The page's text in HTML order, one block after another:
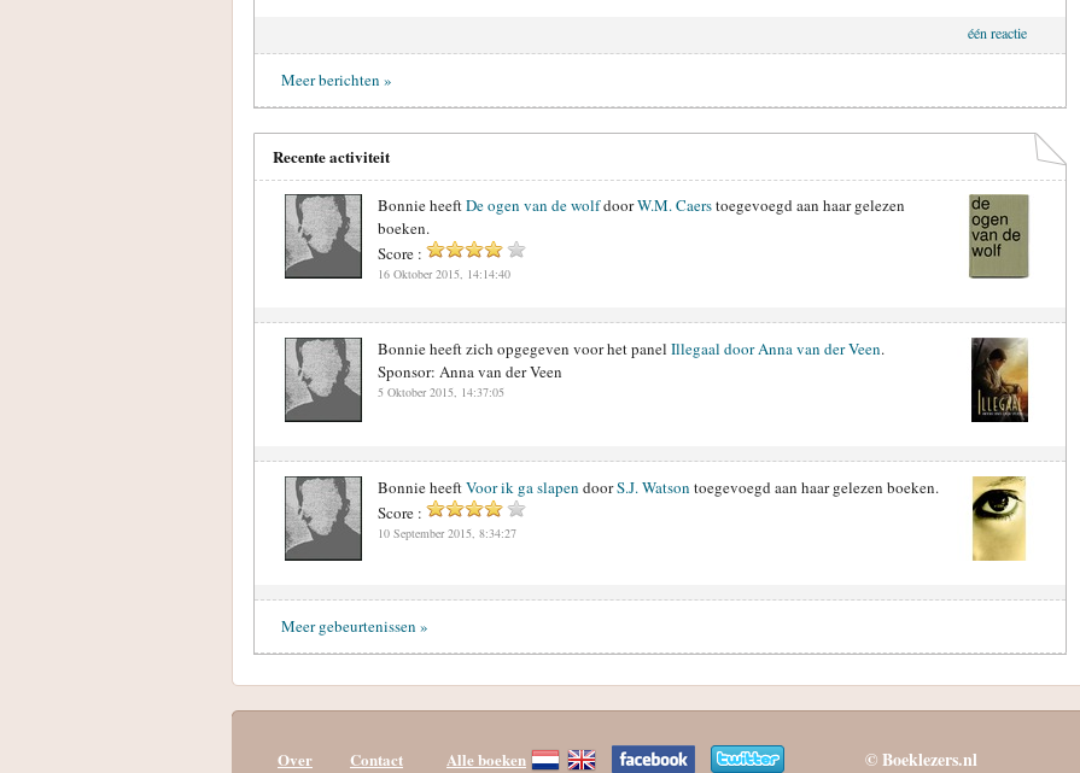
één reactie
Meer berichten »
Recente activiteit
Bonnie heeftDe ogen van de wolfdoorW.M. Caerstoegevoegd aan haar gelezen
boeken.
Score :
16 Oktober 2015, 14:14:40
Bonnie heeft zich opgegeven voor het panel Illegaal door Anna van der Veen.
Sponsor: Anna van der Veen
5 Oktober 2015, 14:37:05
Bonnie heeftVoor ik ga slapen doorS.J. Watson toegevoegd aan haar gelezen boeken.
Score :
10 September 2015, 8:34:27
Meer gebeurtenissen »
Over Contact Alle boeken © Boeklezers.nl